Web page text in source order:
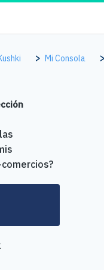
Mi Consola